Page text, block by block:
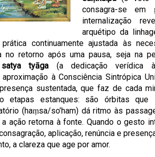
consagra-se em
internalização
arquétipo da
continuamente ajustada às
retorno após uma pausa, seja na
satya tyāga (a dedicação verídica
à Consciência Sintrópica
sustentada, que faz de cada
etapas estanques: são órbitas que
(haṃsa/so’ham) dá ritmo às
ação retorna à fonte. Quando o gesto
aplicação, renúncia e
a clareza que age por amor.